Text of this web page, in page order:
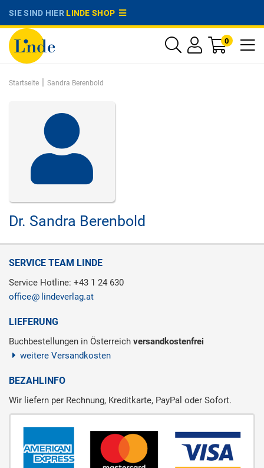
SIE SIND HIERLINDE SHOP
0
Startseite | Sandra Berenbold
Dr. Sandra Berenbold
SERVICE TEAM LINDE
Service Hotline: +43 1 24 630
office
lindeverlag.at
LIEFERUNG
Buchbestellungen in Österreich versandkostenfrei
weitere Versandkosten
BEZAHLINFO
Wir liefern per Rechnung, Kreditkarte, PayPal oder Sofort.